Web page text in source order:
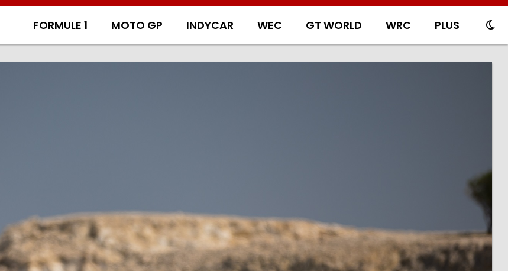
FORMULE 1 MOTO GP INDYCAR WEC GT WORLD WRC PLUS